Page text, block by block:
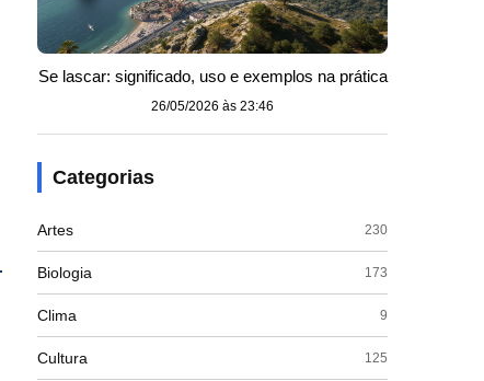
Se lascar: significado, uso e exemplos na prática
26/05/2026 às 23:46
Categorias
Artes 230
Biologia 173
Clima 9
Cultura 125